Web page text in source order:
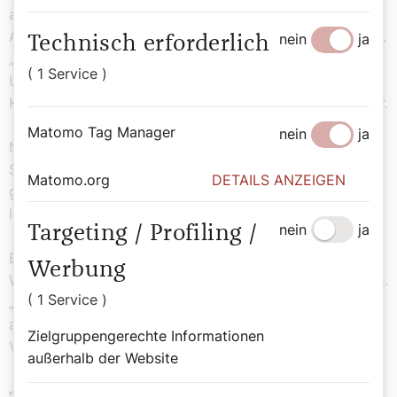
aus dem afrikanischen Uganda. Eine Art Kugel zum
Auseinandernehmen zeigt das Geschehen zu Bethlehem.
„Unser Vater hat über Jahre zwei Priesterstudenten aus
Uganda unterstützt. Zum Dank haben sie ihm diese
Krippe geschenkt“, erzählt Roswitha Schreiber-Jetzinger.
Nicht nur die weihnachtliche Darstellung steht in den
Schreiberschen Sammlungen im Mittelpunkt, denn es
gibt auch Fastenkrippen. Sie zeigen die Darstellung der
letzten Lebenstage Jesu und die Auferstehung.
Ein Glanzstück der Sammlung Schreiber ist eine
Weihnachtskrippe aus einer aufgelassenen Klosterkirche.
„Aus dieser haben meine Eltern die Figuren bekommen,
allerdings fehlte Maria mit dem Jesuskind. Die hat mein
Vater dann gebastelt und meine Mutter angemalt.“
Technisch erforderlich
( 1 Service )
nein ja
Matomo Tag Manager nein ja
Matomo.org DETAILS ANZEIGEN
Targeting / Profiling /
Werbung
( 1 Service )
Zielgruppengerechte Informationen
außerhalb der Website
nein ja